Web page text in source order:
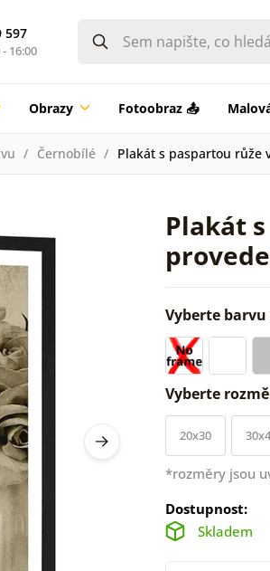
597
16:00
Obrazy Fotoobraz 📤
Černobílé Plakát s paspartou růže
Plakát
Vyberte
Vyberte
20x30
*rozměry jsou
Dostupnost:
Skladem